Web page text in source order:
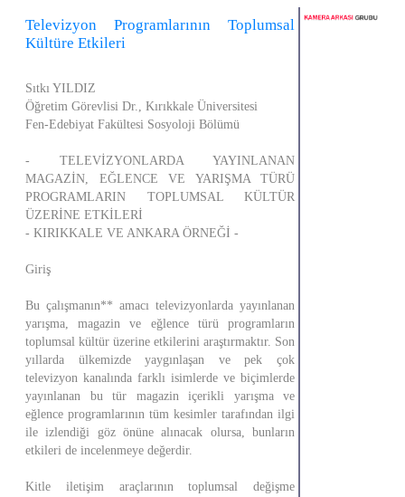
Televizyon Programlarının Toplumsal
Kültüre Etkileri
Sıtkı YILDIZ
Öğretim Görevlisi Dr., Kırıkkale Üniversitesi
Fen-Edebiyat Fakültesi Sosyoloji Bölümü
- TELEVİZYONLARDA YAYINLANAN
MAGAZİN, EĞLENCE VE YARIŞMA TÜRÜ
PROGRAMLARIN TOPLUMSAL KÜLTÜR
ÜZERİNE ETKİLERİ
- KIRIKKALE VE ANKARA ÖRNEĞİ -
Giriş
Bu çalışmanın** amacı televizyonlarda yayınlanan
yarışma, magazin ve eğlence türü programların
toplumsal kültür üzerine etkilerini araştırmaktır. Son
yıllarda ülkemizde yaygınlaşan ve pek çok
televizyon kanalında farklı isimlerde ve biçimlerde
yayınlanan bu tür magazin içerikli yarışma ve
eğlence programlarının tüm kesimler tarafından ilgi
ile izlendiği göz önüne alınacak olursa, bunların
etkileri de incelenmeye değerdir.
Kitle iletişim araçlarının toplumsal değişme